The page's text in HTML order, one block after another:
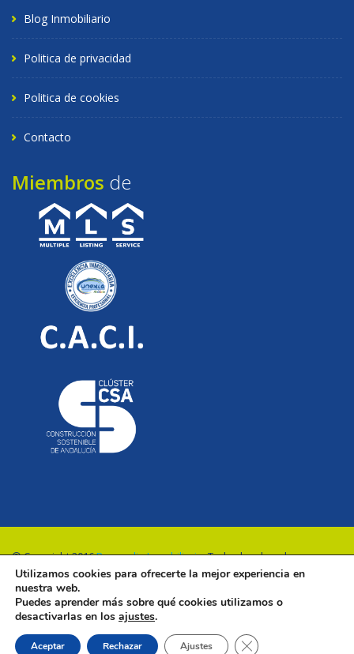
Blog Inmobiliario
Politica de privacidad
Politica de cookies
Contacto
Miembros de
© Copyright 2016Renovalia Inmobiliaria. Todos los derechos
reservados.
Utilizamos cookies para ofrecerte la mejor experiencia en
nuestra web.
Puedes aprender más sobre qué cookies utilizamos o
desactivarlas en los ajustes.
Aceptar Rechazar Ajustes Cerrar el banner de